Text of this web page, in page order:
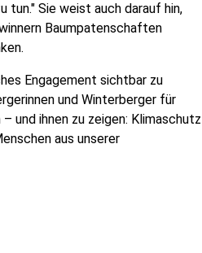
tun." Sie weist auch darauf hin,
Baumpatenschaften
Engagement sichtbar zu
und Winterberger für
und ihnen zu zeigen: Klimaschutz
aus unserer